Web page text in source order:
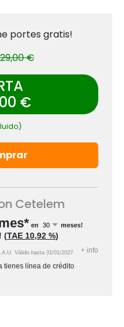
portes gratis!
€
€
Cetelem
en meses!
(TAE 10,92 %)
Válido hasta 31/01/2027 + info
tienes línea de crédito